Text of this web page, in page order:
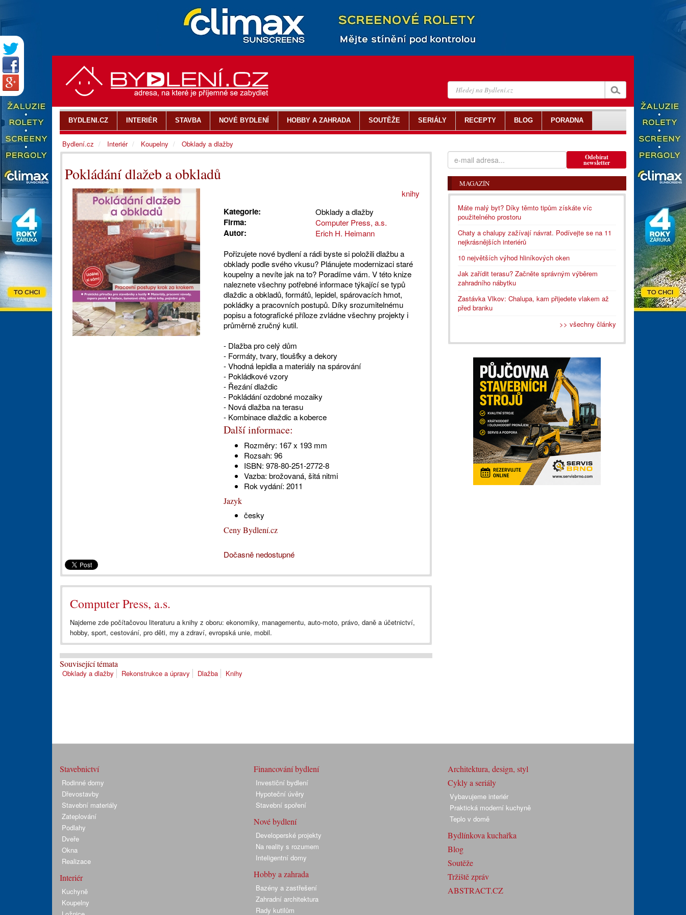
Pokládání dlažeb a obkladů
knihy
Kategorie: Obklady a dlažby
Firma: Computer Press, a.s.
Autor:
Erich H. Heimann
Pořizujete nové bydlení a rádi byste si položili dlažbu a
obklady podle svého vkusu? Plánujete modernizaci staré
koupelny a nevíte jak na to? Poradíme vám. V této knize
naleznete všechny potřebné informace týkající se typů
dlaždic a obkladů, formátů, lepidel, spárovacích hmot,
pokládky a pracovních postupů. Díky srozumitelnému
popisu a fotografické příloze zvládne všechny projekty i
průměrně zručný kutil.
- Dlažba pro celý dům
- Formáty, tvary, tloušťky a dekory
- Vhodná lepidla a materiály na spárování
- Pokládkové vzory
- Řezání dlaždic
- Pokládání ozdobné mozaiky
- Nová dlažba na terasu
- Kombinace dlaždic a koberce
Další informace:
Rozměry: 167 x 193 mm
Rozsah: 96
ISBN: 978-80-251-2772-8
Vazba: brožovaná, šitá nitmi
Rok vydání: 2011
Jazyk
česky
Ceny Bydlení.cz
Dočasně nedostupné
Computer Press, a.s.
Najdeme zde počítačovou literaturu a knihy z oboru: ekonomiky, managementu, auto-moto, právo, daně a účetnictví,
hobby, sport, cestování, pro děti, my a zdraví, evropská unie, mobil.
Související témata
Obklady a dlažby Rekonstrukce a úpravy Dlažba Knihy
Odebírat
newsletter
MAGAZÍN
Máte malý byt? Díky těmto tipům získáte víc
použitelného prostoru
Chaty a chalupy zažívají návrat. Podívejte se na 11
nejkrásnějších interiérů
10 největších výhod hliníkových oken
Jak zařídit terasu? Začněte správným výběrem
zahradního nábytku
Zastávka Vlkov: Chalupa, kam přijedete vlakem až
před branku
>> všechny články
BYDLENI.CZ INTERIÉR STAVBA NOVÉ BYDLENÍ HOBBY A ZAHRADA SOUTĚŽE SERIÁLY RECEPTY BLOG PORADNA
Bydlení.cz Interiér Koupelny Obklady a dlažby
Stavebnictví
Rodinné domy
Dřevostavby
Stavební materiály
Zateplování
Podlahy
Dveře
Okna
Realizace
Interiér
Kuchyně
Koupelny
Financování bydlení
Investiční bydlení
Hypoteční úvěry
Stavební spoření
Nové bydlení
Developerské projekty
Na reality s rozumem
Inteligentní domy
Hobby a zahrada
Bazény a zastřešení
Zahradní architektura
Rady kutilům
Architektura, design, styl
Cykly a seriály
Vybavujeme interiér
Praktická moderní kuchyně
Teplo v domě
Bydlínkova kuchařka
Blog
Soutěže
Tržiště zpráv
ABSTRACT.CZ